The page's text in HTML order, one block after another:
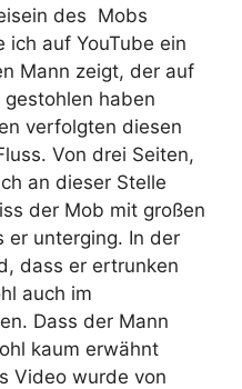
des Mobs
ich auf YouTube ein
Mann zeigt, der auf
haben
verfolgten diesen
Von drei Seiten,
an dieser Stelle
der Mob mit großen
er unterging. In der
dass er ertrunken
auch im
Dass der Mann
kaum erwähnt
Video wurde von